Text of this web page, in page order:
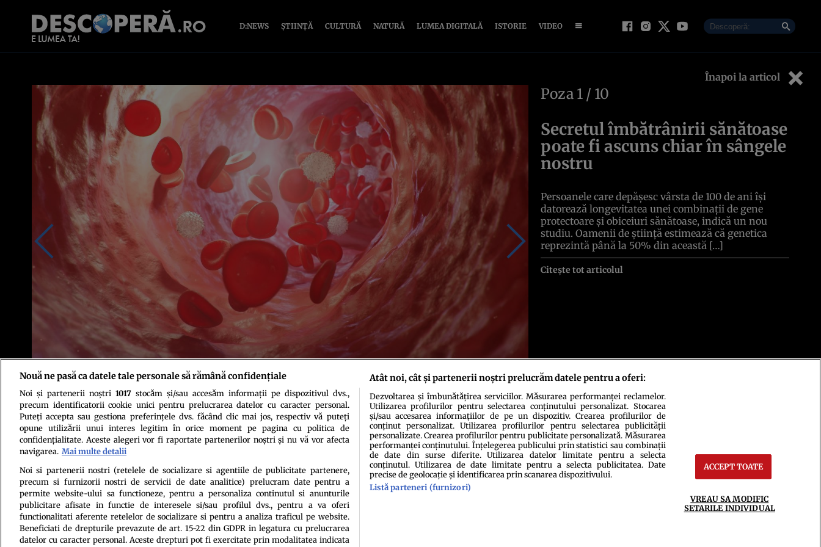
D:NEWS ȘTIINȚĂ CULTURĂ NATURĂ LUMEA DIGITALĂ ISTORIE VIDEO
Înapoi la articol
Foto: Shutterstock
Poza 1 / 10
Secretul îmbătrânirii sănătoase
poate fi ascuns chiar în sângele
nostru
Persoanele care depășesc vârsta de 100 de ani își
datorează longevitatea unei combinații de gene
protectoare și obiceiuri sănătoase, indică un nou
studiu. Oamenii de știință estimează că genetica
reprezintă până la 50% din această […]
Citește tot articolul
Politica de confidenţialitatePolitica de cookiesTermeni şi condiţii Echipa redacțională ContactSetări Cookies
Nouă ne pasă ca datele tale personale să rămână confidențiale
Noi și partenerii noștri 1017stocăm și/sau accesăm informații pe dispozitivul dvs.,
precum identificatorii cookie unici pentru prelucrarea datelor cu caracter personal.
Puteți accepta sau gestiona preferințele dvs. făcând clic mai jos, respectiv vă puteți
opune utilizării unui interes legitim în orice moment pe pagina cu politica de
confidențialitate. Aceste alegeri vor fi raportate partenerilor noștri și nu vă vor afecta
navigarea. Mai multe detalii
Noi si partenerii nostri (retelele de socializare si agentiile de publicitate partenere,
precum si furnizorii nostri de servicii de date analitice) prelucram date pentru a
permite website-ului sa functioneze, pentru a personaliza continutul si anunturile
publicitare afisate in functie de interesele si/sau profilul dvs., pentru a va oferi
functionalitati aferente retelelor de socializare si pentru a analiza traficul pe website.
Beneficiati de drepturile prevazute de art. 15-22 din GDPR in legatura cu prelucrarea
datelor cu caracter personal. Aceste drepturi pot fi exercitate prin modalitatea indicata
Atât noi, cât și partenerii noștri prelucrăm datele pentru a oferi:
Dezvoltarea și îmbunătățirea serviciilor. Măsurarea performanței reclamelor.
Utilizarea profilurilor pentru selectarea conținutului personalizat. Stocarea
și/sau accesarea informațiilor de pe un dispozitiv. Crearea profilurilor de
conținut personalizat. Utilizarea profilurilor pentru selectarea publicității
personalizate. Crearea profilurilor pentru publicitate personalizată. Măsurarea
performanței conținutului. Înțelegerea publicului prin statistici sau combinații
de date din surse diferite. Utilizarea datelor limitate pentru a selecta
conținutul. Utilizarea de date limitate pentru a selecta publicitatea. Date
precise de geolocație și identificarea prin scanarea dispozitivului.
Listă parteneri (furnizori)
ACCEPT TOATE
VREAU SA MODIFIC
SETARILE INDIVIDUAL